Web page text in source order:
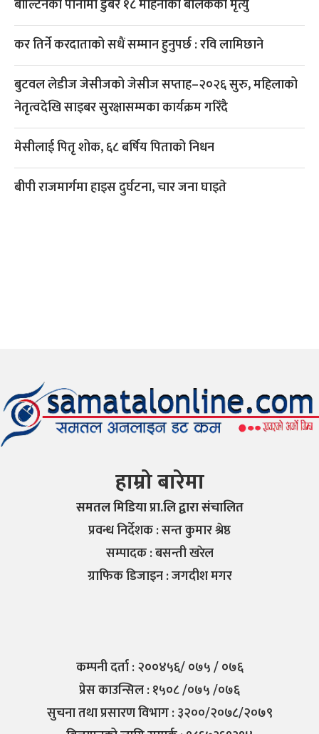
बाल्टिनको पानीमा डुबेर १८ महिनाका बालकको मृत्यु
कर तिर्ने करदाताको सधैं सम्मान हुनुपर्छ : रवि लामिछाने
बुटवल लेडीज जेसीजको जेसीज सप्ताह–२०२६ सुरु, महिलाको
नेतृत्वदेखि साइबर सुरक्षासम्मका कार्यक्रम गरिँदै
मेसीलाई पितृ शोक, ६८ बर्षिय पिताको निधन
बीपी राजमार्गमा हाइस दुर्घटना, चार जना घाइते
हाम्रो बारेमा
समतल मिडिया प्रा.लि द्वारा संचालित
प्रवन्ध निर्देशक : सन्त कुमार श्रेष्ठ
सम्पादक : बसन्ती खरेल
ग्राफिक डिजाइन : जगदीश मगर
कम्पनी दर्ता : २००४५६/ ०७५ / ०७६
प्रेस काउन्सिल : १५०८ /०७५ /०७६
सुचना तथा प्रसारण विभाग : ३२००/२०७८/२०७९